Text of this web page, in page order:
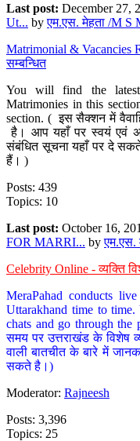
Last post: December 27,
Ut... byएम.एस. मेहता /M S
Matrimonial & Vacancies
सम्बन्धित
You will find the latest
Matrimonies in this
section. ( इस सैक्शन में
है। आप यहाँ पर स्वयं एवं
संबंधित सूचना यहाँ पर दे
हैं। )
Posts: 439
Topics: 10
Last post: October 16,
FOR MARRI... byएम.एस.
Celebrity Online - व्यक्ति
MeraPahad conducts
Uttarakhand time to
chats and go through the
समय पर उत्तराखंड के विशेष
वाली बातचीत के बारे में
सकते है।)
Moderator: Rajneesh
Posts: 3,396
Topics: 25